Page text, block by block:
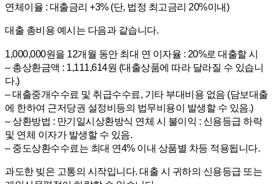
연체이율 : 대출금리 +3% (단, 법정 최고금리 20%이내)
대출 총비용 예시는 다음과 같습니다.
1,000,000원을 12개월 동안 최대 연 이자율 : 20%로 대출할 시
– 총상환금액 : 1,111,614원 (대출상품에 따라 달라질 수 있습니
다.)
– 대출중개수수료 및 취급수수료, 기타 부대비용 없음 (담보대출
에 한하여 근저당권 설정비등의 법무비용이 발생할 수 있음.)
– 상환방법 : 만기일시상환방식 연체 시 불이익 : 신용등급 하락
및 연체 이자가 발생할 수 있음.
– 중도상환수수료는 최대 연4% 이내 상품별 차등 적용됩니다.
과도한 빚은 고통의 시작입니다. 대출 시 귀하의 신용등급 또는